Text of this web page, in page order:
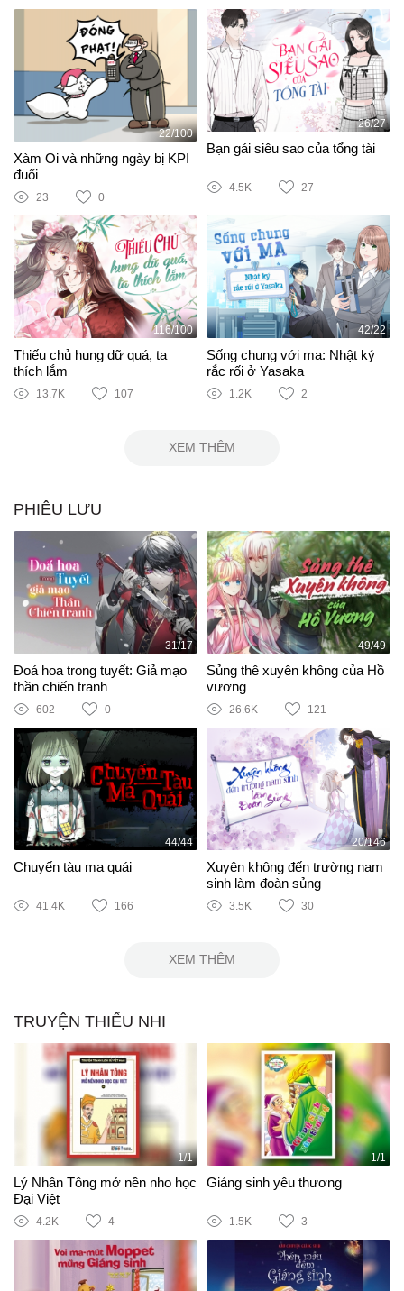
22/100
Xàm Oi và những ngày bị KPI
đuổi
23 0
26/27
Bạn gái siêu sao của tổng tài
4.5K 27
116/100
Thiếu chủ hung dữ quá, ta
thích lắm
13.7K 107
42/22
Sống chung với ma: Nhật ký
rắc rối ở Yasaka
1.2K 2
XEM THÊM
PHIÊU LƯU
31/17
Đoá hoa trong tuyết: Giả mạo
thần chiến tranh
602 0
49/49
Sủng thê xuyên không của Hồ
vương
26.6K 121
44/44
Chuyến tàu ma quái
41.4K 166
20/146
Xuyên không đến trường nam
sinh làm đoàn sủng
3.5K 30
XEM THÊM
TRUYỆN THIẾU NHI
1/1
Lý Nhân Tông mở nền nho học
Đại Việt
4.2K 4
1/1
Giáng sinh yêu thương
1.5K 3